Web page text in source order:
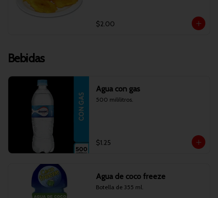
$2.00
Bebidas
Agua con gas
500 mililitros.
$1.25
Agua de coco freeze
Botella de 355 ml.